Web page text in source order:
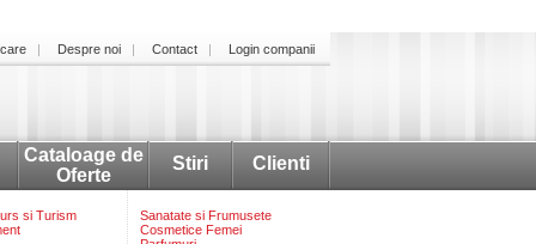
Despre noi Contact Login companii
Cataloage de
Oferte
Stiri Clienti
si Turism
Sanatate si Frumusete
Cosmetice Femei